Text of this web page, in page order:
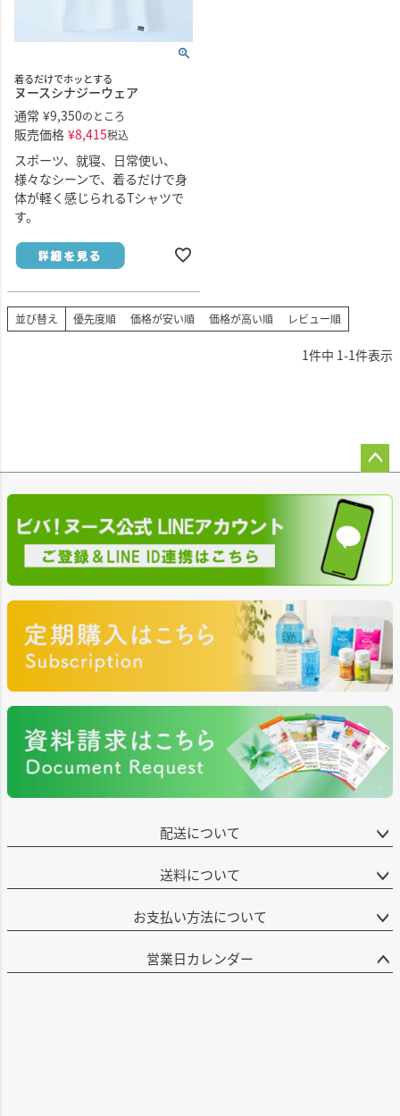
着るだけでホッとする
ヌースシナジーウェア
通常 ¥9,350のところ
販売価格 ¥8,415税込
スポーツ、就寝、日常使い、
様々なシーンで、着るだけで身
体が軽く感じられるTシャツで
す。
並び替え 優先度順 価格が安い順 価格が高い順 レビュー順
1件中 1-1件表示
ジト
ップ
へ
配送について
送料について
お支払い方法について
営業日カレンダー